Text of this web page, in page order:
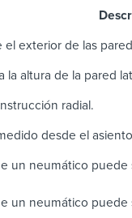
el exterior de las
la altura de la pared
radial.
desde el
un neumático
un neumático